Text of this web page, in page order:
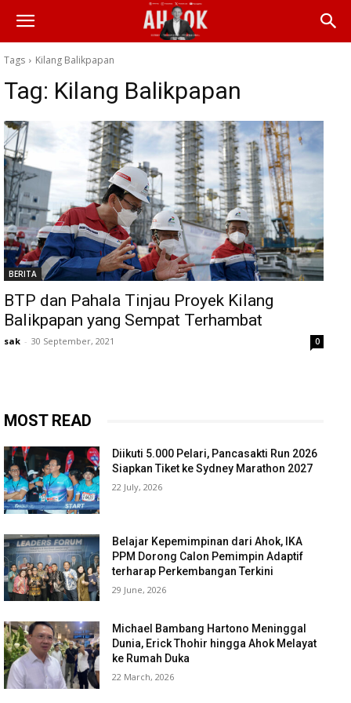
Tags Kilang Balikpapan
Tag: Kilang Balikpapan
BERITA
BTP dan Pahala Tinjau Proyek Kilang
Balikpapan yang Sempat Terhambat
sak - 30 September, 2021 0
MOST READ
Diikuti 5.000 Pelari, Pancasakti Run 2026
Siapkan Tiket ke Sydney Marathon 2027
22 July, 2026
Belajar Kepemimpinan dari Ahok, IKA
PPM Dorong Calon Pemimpin Adaptif
terharap Perkembangan Terkini
29 June, 2026
Michael Bambang Hartono Meninggal
Dunia, Erick Thohir hingga Ahok Melayat
ke Rumah Duka
22 March, 2026